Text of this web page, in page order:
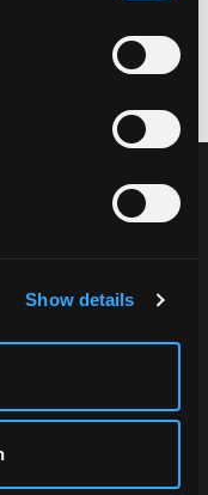
Show details
FREE2EX и